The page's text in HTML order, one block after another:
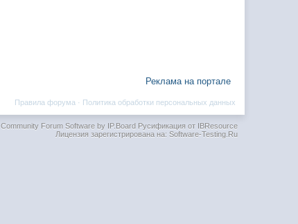
Реклама на портале
Политика обработки персональных данных
Правила форума ·
Community Forum Software by IP.BoardРусификация от IBResource
Лицензия зарегистрирована на: Software-Testing.Ru